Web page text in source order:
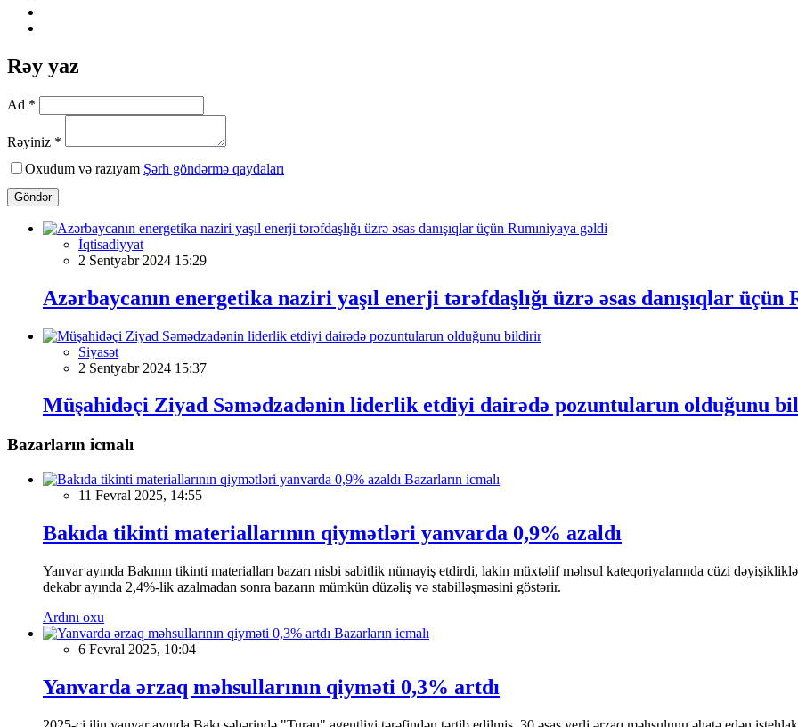
Rəy yaz
Ad *
Rəyiniz *
Oxudum və razıyam Şərh göndərmə qaydaları
Göndər
İqtisadiyyat
2 Sentyabr 2024 15:29
Azərbaycanın energetika naziri yaşıl enerji tərəfdaşlığı üzrə əsas danışıqlar üçün
Siyasət
2 Sentyabr 2024 15:37
Müşahidəçi Ziyad Səmədzadənin liderlik etdiyi dairədə pozuntularun olduğunu
Bazarların icmalı
Bazarların icmalı
11 Fevral 2025, 14:55
Bakıda tikinti materiallarının qiymətləri yanvarda 0,9% azaldı
Yanvar ayında Bakının tikinti materialları bazarı nisbi sabitlik nümayiş etdirdi, lakin müxtəlif məhsul kateqoriyalarında cüzi
dekabr ayında 2,4%-lik azalmadan sonra bazarın mümkün düzəliş və stabilləşməsini göstərir.
Ardını oxu
Bazarların icmalı
6 Fevral 2025, 10:04
Yanvarda ərzaq məhsullarının qiyməti 0,3% artdı